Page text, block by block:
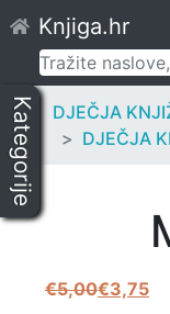
to
content
Knjiga.hr
Pretraži:
Kategorije
DJEČJA
DJEČJA
€5,00
Izvorna
€3,75
Trenutna